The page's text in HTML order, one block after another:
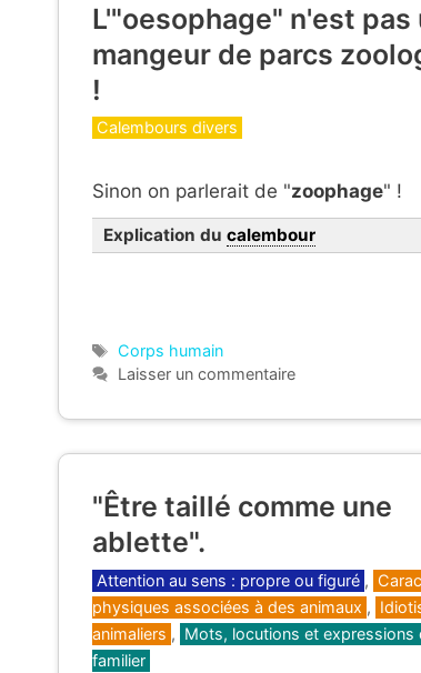
L'"oesophage" n'est pas
mangeur de parcs
!
Catégories
Calembours divers
Sinon on parlerait de "zoophage" !
Explication du calembour
Étiquettes
Corps humain
Laisser un commentaire
"Être taillé comme une
ablette".
Catégories
Attention au sens : propre ou figuré ,
physiques associées à des animaux ,
animaliers , Mots, locutions et expressions
familier